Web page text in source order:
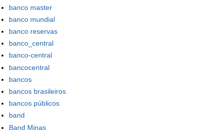
banco master
banco mundial
banco reservas
banco_central
banco-central
bancocentral
bancos
bancos brasileiros
bancos públicos
band
Band Minas